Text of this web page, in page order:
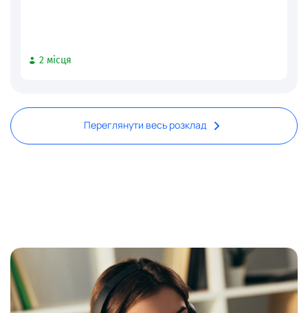
2 місця
Переглянути весь розклад